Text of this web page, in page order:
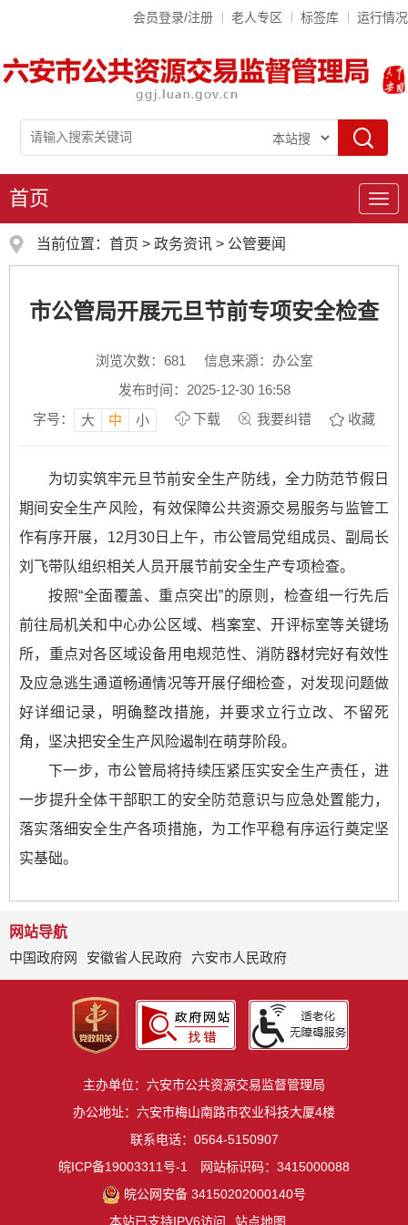
会员登录/注册 老人专区 标签库 运行情况
导
首页
当前位置： 首页 > 政务资讯 > 公管要闻
市公管局开展元旦节前专项安全检查
浏览次数： 681
信息来源：办公室
发布时间：2025-12-30 16:58
字号：
大 中 小 下载 我要纠错 收藏
为切实筑牢元旦节前安全生产防线，全力防范节假日
期间安全生产风险，有效保障公共资源交易服务与监管工
作有序开展，12月30日上午，市公管局党组成员、副局长
刘飞带队组织相关人员开展节前安全生产专项检查。
按照“全面覆盖、重点突出”的原则，检查组一行先后
前往局机关和中心办公区域、档案室、开评标室等关键场
所，重点对各区域设备用电规范性、消防器材完好有效性
及应急逃生通道畅通情况等开展仔细检查，对发现问题做
好详细记录，明确整改措施，并要求立行立改、不留死
角，坚决把安全生产风险遏制在萌芽阶段。
下一步，市公管局将持续压紧压实安全生产责任，进
一步提升全体干部职工的安全防范意识与应急处置能力，
落实落细安全生产各项措施，为工作平稳有序运行奠定坚
实基础。
网站导航
中国政府网
安徽省人民政府 六安市人民政府
主办单位：六安市公共资源交易监督管理局
办公地址：六安市梅山南路市农业科技大厦4楼
联系电话：0564-5150907
皖ICP备19003311号-1
网站标识码：3415000088
皖公网安备 34150202000140号
本站已支持IPV6访问
站点地图